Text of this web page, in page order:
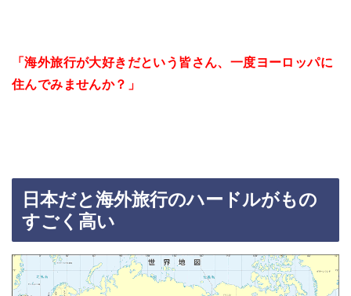
「海外旅行が大好きだという皆さん、一度ヨーロッパに
住んでみませんか？」
日本だと海外旅行のハードルがもの
すごく高い